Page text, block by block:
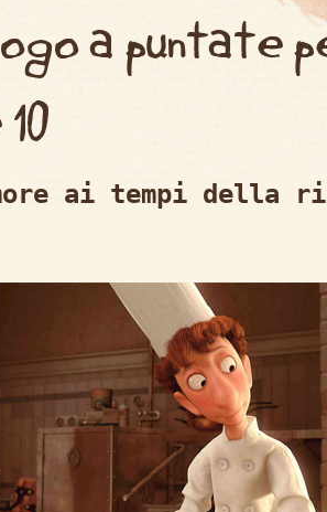
a puntate
ai tempi della